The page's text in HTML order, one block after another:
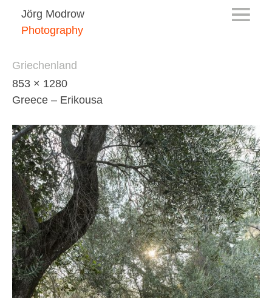
Jörg Modrow
Photography
Griechenland
853 × 1280
Greece – Erikousa